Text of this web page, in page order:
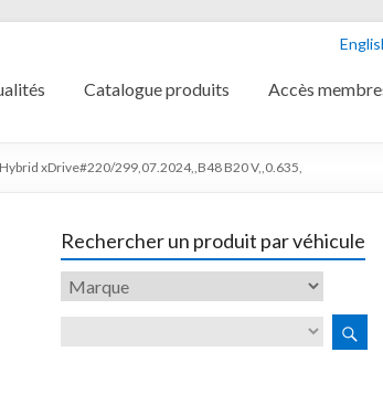
Catalogue produits Accès
xDrive#220/299,07.2024,,B48 B20 V,,0.635,
Rechercher un produit par véhicule